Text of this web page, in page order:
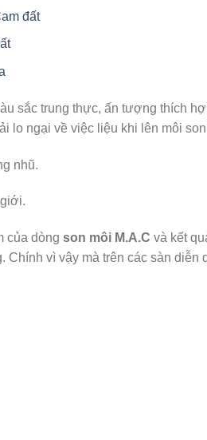
đất
sắc trung thực, ấn tượng thích
lo ngại về việc liệu khi lên môi
nhũ.
của dòng son môi M.A.C và kết
vì vậy mà trên các sàn diễn